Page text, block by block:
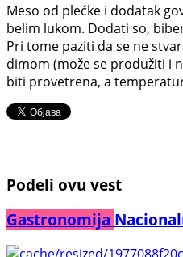
Meso od plećke i dodatak
belim lukom. Dodati so,
Pri tome paziti da se ne
dimom (može se produžiti i
biti provetrena, a
Podeli ovu vest
Gastronomija